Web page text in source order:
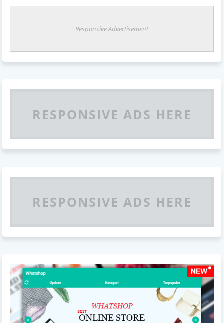
Responsive Advertisement
RESPONSIVE ADS HERE
RESPONSIVE ADS HERE